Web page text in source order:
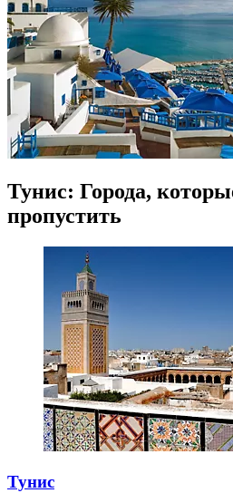
Тунис: Города,
пропустить
Тунис